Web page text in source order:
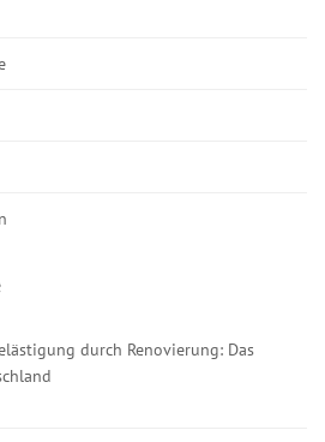
durch Renovierung: Das